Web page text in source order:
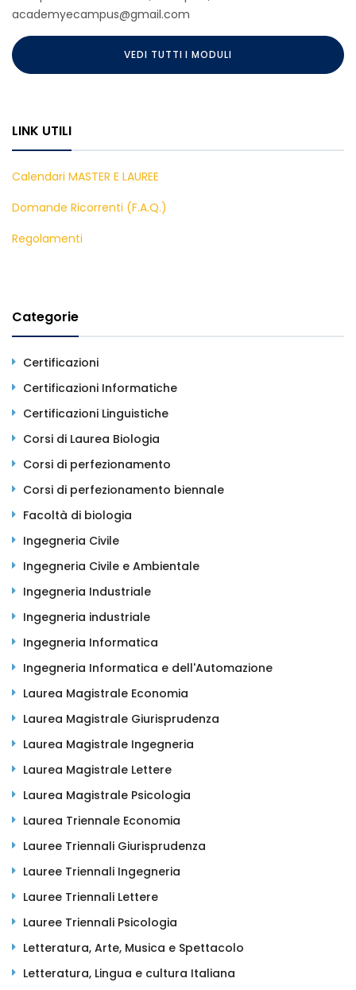
academyecampus@gmail.com
VEDI TUTTI I MODULI
LINK UTILI
Calendari MASTER E LAUREE
Domande Ricorrenti (F.A.Q.)
Regolamenti
Categorie
Certificazioni
Certificazioni Informatiche
Certificazioni Linguistiche
Corsi di Laurea Biologia
Corsi di perfezionamento
Corsi di perfezionamento biennale
Facoltà di biologia
Ingegneria Civile
Ingegneria Civile e Ambientale
Ingegneria Industriale
Ingegneria industriale
Ingegneria Informatica
Ingegneria Informatica e dell'Automazione
Laurea Magistrale Economia
Laurea Magistrale Giurisprudenza
Laurea Magistrale Ingegneria
Laurea Magistrale Lettere
Laurea Magistrale Psicologia
Laurea Triennale Economia
Lauree Triennali Giurisprudenza
Lauree Triennali Ingegneria
Lauree Triennali Lettere
Lauree Triennali Psicologia
Letteratura, Arte, Musica e Spettacolo
Letteratura, Lingua e cultura Italiana